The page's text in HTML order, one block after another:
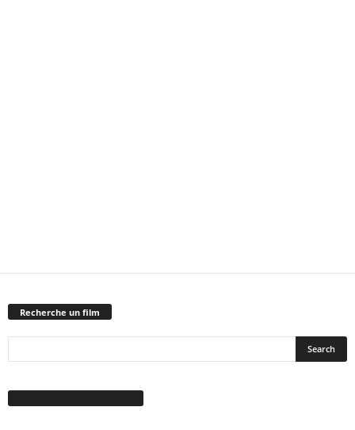
Recherche un film